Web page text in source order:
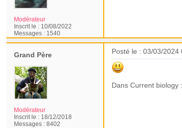
Modérateur
Inscrit le : 10/08/2022
Messages : 1540
Grand Père
Modérateur
Inscrit le : 18/12/2018
Messages :8402
Posté le : 03/03/2024
Dans Current